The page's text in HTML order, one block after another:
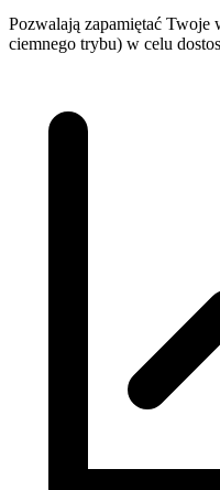
Pozwalają zapamiętać
ciemnego trybu) w celu